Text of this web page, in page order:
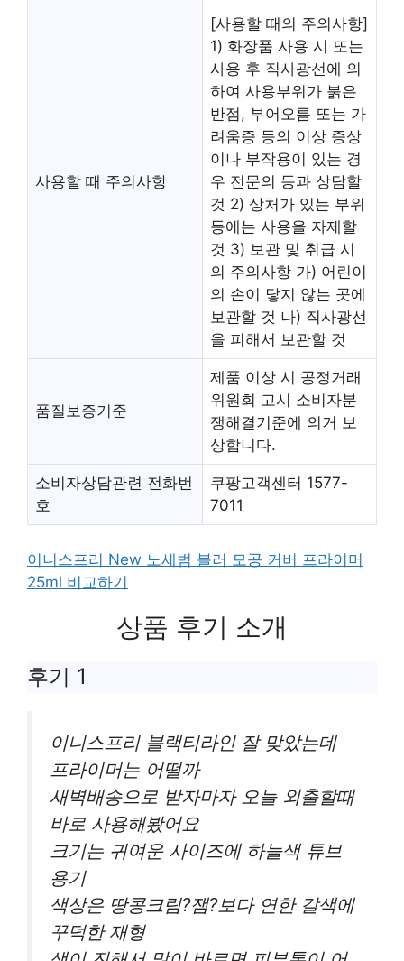
사용할 때 주의사항
[사용할 때의 주의사항]
1) 화장품 사용 시 또는
사용 후 직사광선에 의
하여 사용부위가 붉은
반점, 부어오름 또는 가
려움증 등의 이상 증상
이나 부작용이 있는 경
우 전문의 등과 상담할
것 2) 상처가 있는 부위
등에는 사용을 자제할
것 3) 보관 및 취급 시
의 주의사항 가) 어린이
의 손이 닿지 않는 곳에
보관할 것 나) 직사광선
을 피해서 보관할 것
품질보증기준
제품 이상 시 공정거래
위원회 고시 소비자분
쟁해결기준에 의거 보
상합니다.
소비자상담관련 전화번
호
쿠팡고객센터 1577-
7011
이니스프리 New 노세범 블러 모공 커버 프라이머
25ml 비교하기
상품 후기 소개
후기 1
이니스프리 블랙티라인 잘 맞았는데
프라이머는 어떨까
새벽배송으로 받자마자 오늘 외출할때
바로 사용해봤어요
크기는 귀여운 사이즈에 하늘색 튜브
용기
색상은 땅콩크림?잼?보다 연한 갈색에
꾸덕한 재형